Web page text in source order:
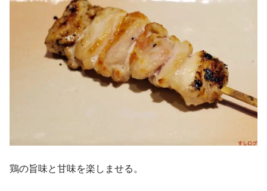
鶏の旨味と甘味を楽しませる。